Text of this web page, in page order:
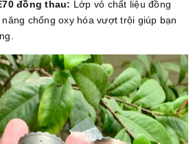
đồng thau: Lớp vỏ chất liệu đồng
chống oxy hóa vượt trội giúp bạn